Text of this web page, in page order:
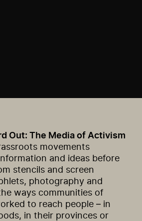
Out: The Media of Activism
movements
and ideas before
stencils and screen
photography and
ways communities of
to reach people – in
in their provinces or